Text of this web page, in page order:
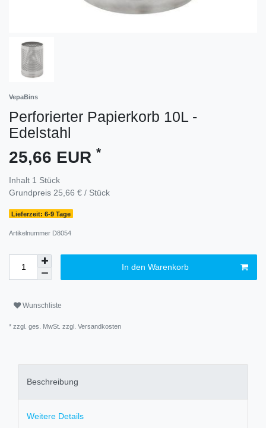
VepaBins
Perforierter Papierkorb 10L -
Edelstahl
25,66 EUR *
Inhalt 1 Stück
Grundpreis 25,66 € / Stück
Lieferzeit: 6-9 Tage
Artikelnummer D8054
In den Warenkorb
Wunschliste
* zzgl. ges. MwSt. zzgl. Versandkosten
Beschreibung
Weitere Details